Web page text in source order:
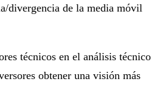
divergencia de la media móvil
técnicos en el análisis técnico
obtener una visión más